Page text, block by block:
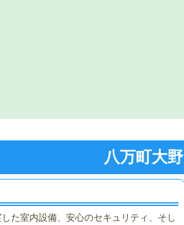
八万町大野
た室内設備、安心のセキュリティ、そし